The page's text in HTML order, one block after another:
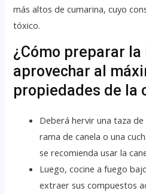
más altos de cumarina, cuyo
tóxico.
¿Cómo preparar la
aprovechar al
propiedades de la
Deberá hervir una taza
rama de canela o una
se recomienda usar la
Luego, cocine a fuego
extraer sus compuestos